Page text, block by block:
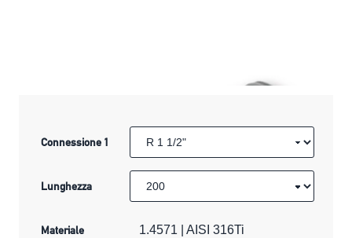
Connessione 1
Lunghezza
Materiale 1.4571 | AISI 316Ti